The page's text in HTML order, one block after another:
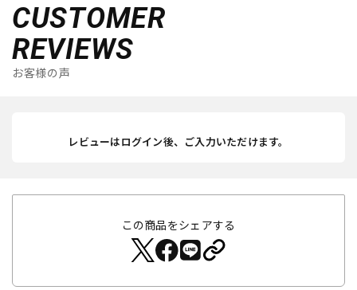
CUSTOMER
REVIEWS
お客様の声
レビューはログイン後、ご入力いただけます。
この商品をシェアする